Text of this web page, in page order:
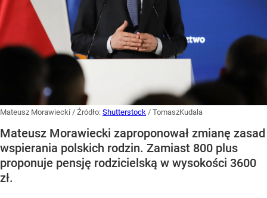
Mateusz Morawiecki / Źródło: Shutterstock / TomaszKudala
Mateusz Morawiecki zaproponował zmianę zasad
wspierania polskich rodzin. Zamiast 800 plus
proponuje pensję rodzicielską w wysokości 3600
zł.